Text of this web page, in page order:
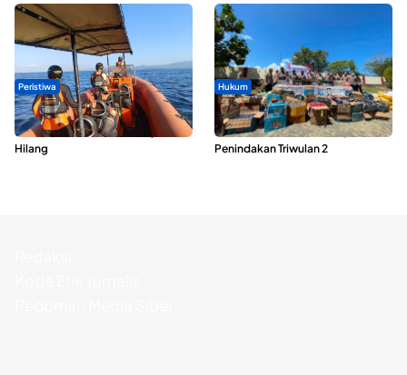
Peristiwa
Dua Longboat Bertabrakan di
Perairan Taliabu, Satu Nelayan
Hilang
Hukum
Polda Maluku Utara Musnahkan
Ribuan Liter Miras Hasil Operasi
Penindakan Triwulan 2